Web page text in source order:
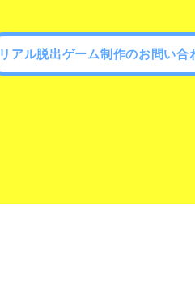
リアル脱出ゲーム制作のお問い合